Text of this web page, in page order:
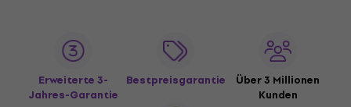
Erweiterte 3-
Jahres-Garantie
Bestpreisgarantie
Über 3 Millionen
Kunden